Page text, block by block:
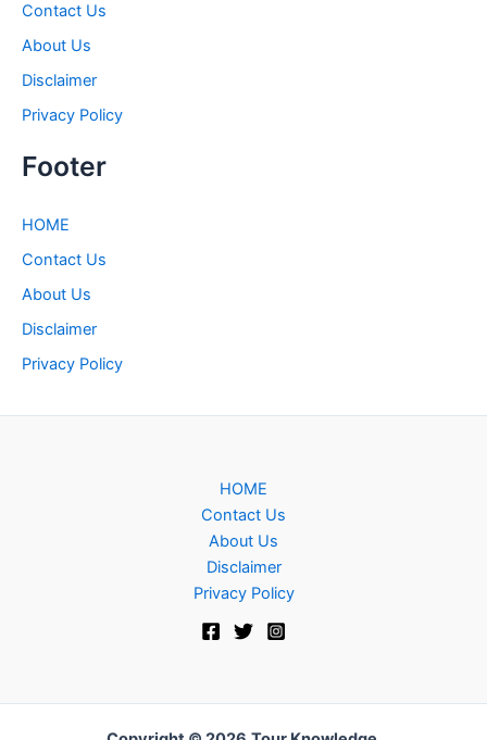
Contact Us
About Us
Disclaimer
Privacy Policy
Footer
HOME
Contact Us
About Us
Disclaimer
Privacy Policy
HOME
Contact Us
About Us
Disclaimer
Privacy Policy